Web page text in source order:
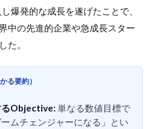
爆発的な成長を遂げたことで、
中の先進的企業や急成長スター
た。
る要約）
るObjective: 単なる数値目標で
ムチェンジャーになる」とい